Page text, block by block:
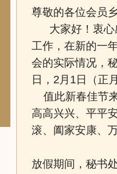
尊敬的各位会员
大家好！衷心
工作，在新的一
会的实际情况，
日，2月1日（正
值此新春佳节
高高兴兴、平平
滚、阖家安康、
放假期间，秘书